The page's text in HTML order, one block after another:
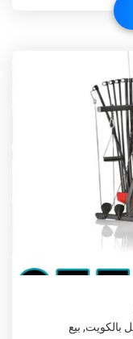
بالكويت, بيع